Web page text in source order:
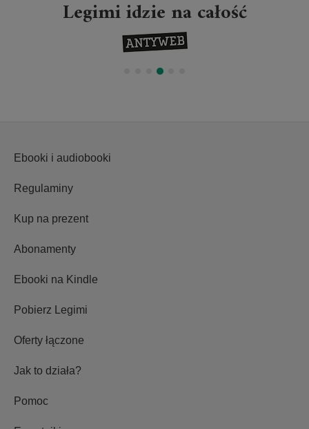
Legimi idzie na całość
Ebooki i audiobooki
Regulaminy
Kup na prezent
Abonamenty
Ebooki na Kindle
Pobierz Legimi
Oferty łączone
Jak to działa?
Pomoc